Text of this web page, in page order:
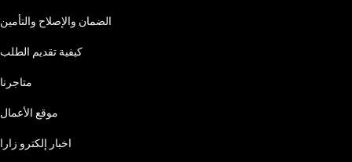
الضمان والإصلاح والتأمين
كيفية تقديم الطلب
متاجرنا
موقع الأعمال
اخبار إلكترو زارا